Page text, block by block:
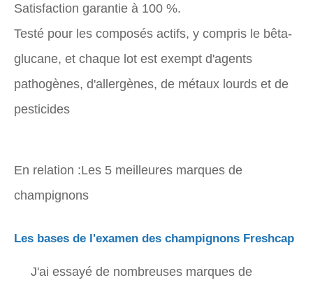
Satisfaction garantie à 100 %.
Testé pour les composés actifs, y compris le bêta-
glucane, et chaque lot est exempt d'agents
pathogènes, d'allergènes, de métaux lourds et de
pesticides
En relation :Les 5 meilleures marques de
champignons
Les bases de l'examen des champignons Freshcap
J'ai essayé de nombreuses marques de